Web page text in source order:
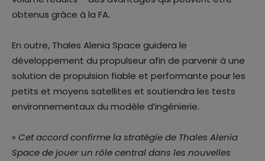
obtenus grâce à la FA.
En outre, Thales Alenia Space guidera le
développement du propulseur afin de parvenir à une
solution de propulsion fiable et performante pour les
petits et moyens satellites et soutiendra les tests
environnementaux du modèle d’ingénierie.
« Cet accord confirme la stratégie de Thales Alenia
Space de jouer un rôle central dans les nouvelles